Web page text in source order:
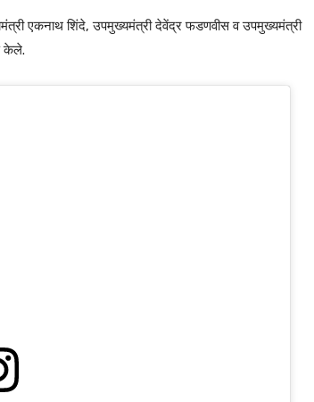
एकनाथ शिंदे, उपमुख्यमंत्री देवेंद्र फडणवीस व उपमुख्यमंत्री
केले.